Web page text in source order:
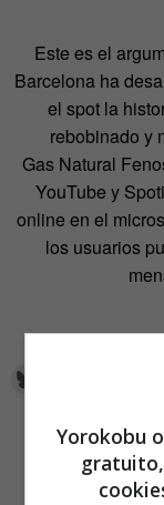
Este es el
Barcelona ha
el spot la
rebobinado y
Gas Natural
YouTube y
online en el
los usuarios
Yorokobu